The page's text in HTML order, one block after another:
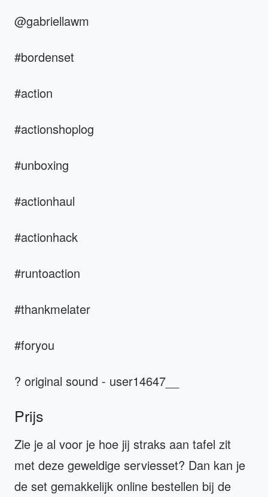
@gabriellawm
#bordenset
#action
#actionshoplog
#unboxing
#actionhaul
#actionhack
#runtoaction
#thankmelater
#foryou
? original sound - user14647__
Prijs
Zie je al voor je hoe jij straks aan tafel zit
met deze geweldige serviesset? Dan kan je
de set gemakkelijk online bestellen bij de